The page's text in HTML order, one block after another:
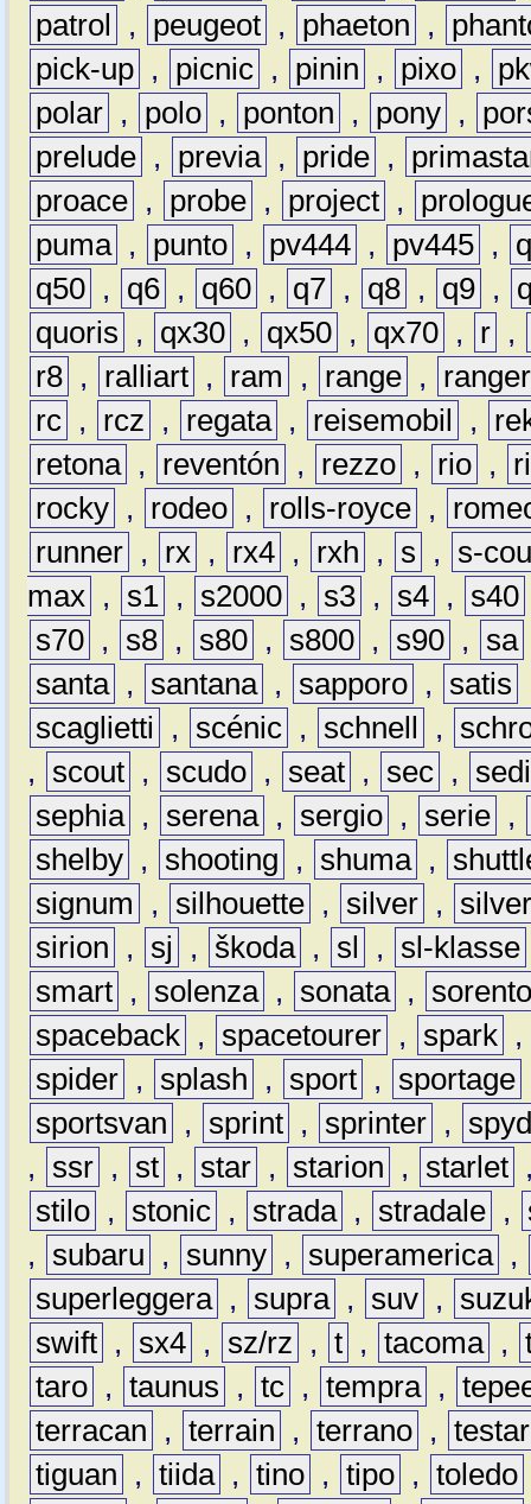
patrol
, peugeot , phaeton ,
pick-up , picnic , pinin , pixo ,
polar , polo , ponton , pony ,
prelude , previa , pride ,
proace , probe , project ,
puma , punto , pv444 , pv445 ,
q50 , q6 , q60 , q7 , q8 , q9 ,
quoris
, qx30 , qx50 , qx70 , r ,
r8 , ralliart , ram , range ,
ranger
rc , rcz , regata , reisemobil ,
retona , reventón , rezzo , rio ,
rocky , rodeo , rolls-royce ,
runner , rx , rx4 , rxh , s ,
s-
max , s1 , s2000 , s3 , s4 , s40
s70 , s8 , s80 , s800 , s90 , sa
santa , santana , sapporo , satis
scaglietti
, scénic , schnell ,
,
scout , scudo , seat , sec ,
sephia , serena , sergio , serie ,
shelby , shooting , shuma ,
signum
, silhouette , silver ,
sirion
, sj , škoda , sl , sl-klasse
smart , solenza , sonata ,
spaceback , spacetourer , spark ,
spider , splash , sport , sportage
sportsvan
, sprint , sprinter ,
,
ssr , st , star , starion , starlet
stilo , stonic , strada , stradale ,
,
subaru , sunny , superamerica ,
superleggera , supra , suv ,
swift , sx4 , sz/rz , t , tacoma ,
taro , taunus , tc , tempra ,
terracan
, terrain , terrano ,
tiguan
, tiida , tino , tipo , toledo